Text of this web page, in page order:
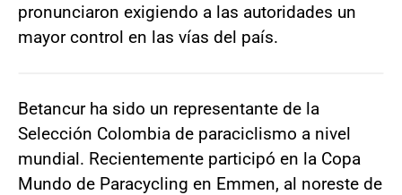
pronunciaron exigiendo a las autoridades un
mayor control en las vías del país.
Betancur ha sido un representante de la
Selección Colombia de paraciclismo a nivel
mundial. Recientemente participó en la Copa
Mundo de Paracycling en Emmen, al noreste de